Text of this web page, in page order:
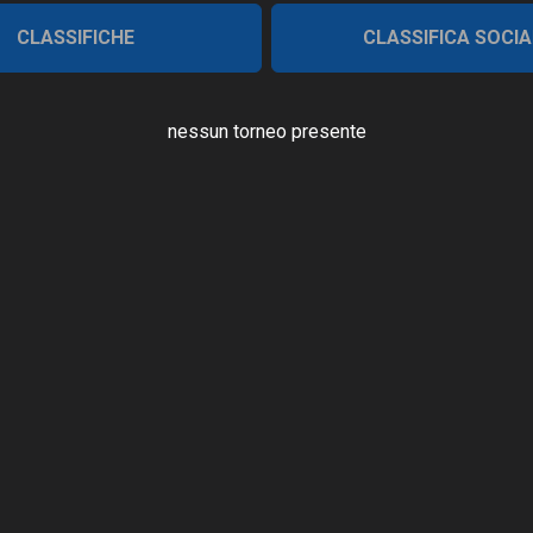
CLASSIFICHE CLASSIFICA
nessun torneo presente